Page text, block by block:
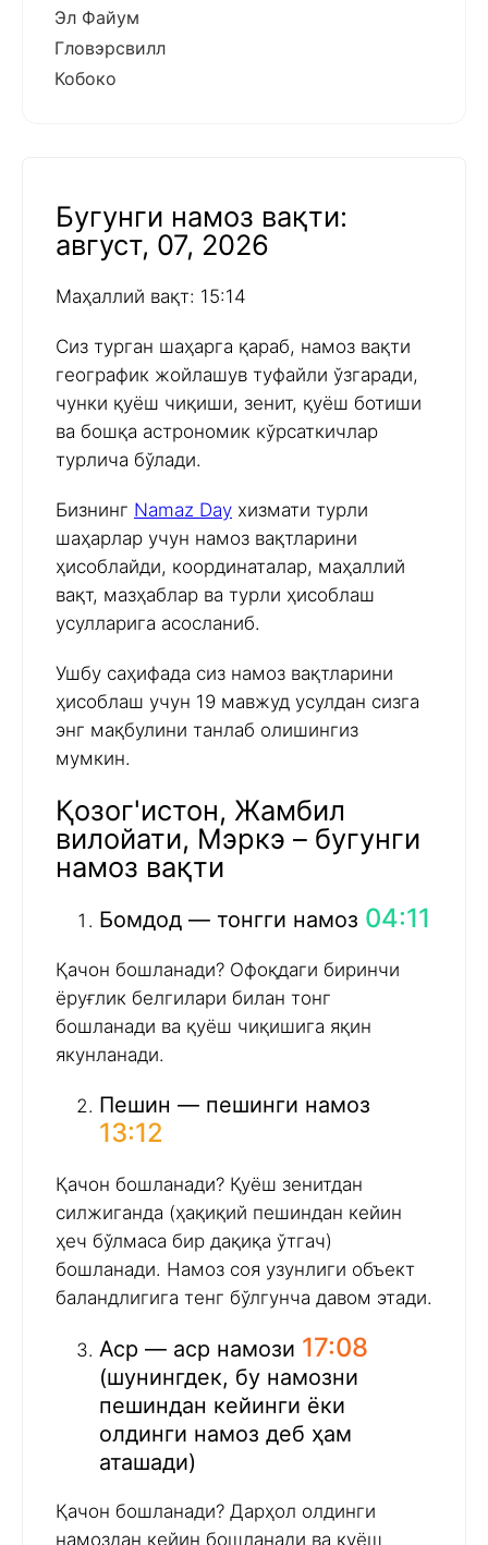
Эл Файум
Гловэрсвилл
Кобоко
Бугунги намоз вақти:
август, 07, 2026
Маҳаллий вақт: 15:14
Сиз турган шаҳарга қараб, намоз вақти
географик жойлашув туфайли ўзгаради,
чунки қуёш чиқиши, зенит, қуёш ботиши
ва бошқа астрономик кўрсаткичлар
турлича бўлади.
Бизнинг Namaz Day хизмати турли
шаҳарлар учун намоз вақтларини
ҳисоблайди, координаталар, маҳаллий
вақт, мазҳаблар ва турли ҳисоблаш
усулларига асосланиб.
Ушбу саҳифада сиз намоз вақтларини
ҳисоблаш учун 19 мавжуд усулдан сизга
энг мақбулини танлаб олишингиз
мумкин.
Қозог'истон, Жамбил
вилойати, Мэркэ – бугунги
намоз вақти
Бомдод — тонгги намоз 04:11
Қачон бошланади? Офоқдаги биринчи
ёруғлик белгилари билан тонг
бошланади ва қуёш чиқишига яқин
якунланади.
Пешин — пешинги намоз
13:12
Қачон бошланади? Қуёш зенитдан
силжиганда (ҳақиқий пешиндан кейин
ҳеч бўлмаса бир дақиқа ўтгач)
бошланади. Намоз соя узунлиги объект
баландлигига тенг бўлгунча давом этади.
Аср — аср намози 17:08
(шунингдек, бу намозни
пешиндан кейинги ёки
олдинги намоз деб ҳам
аташади)
Қачон бошланади? Дарҳол олдинги
намоздан кейин бошланади ва қуёш